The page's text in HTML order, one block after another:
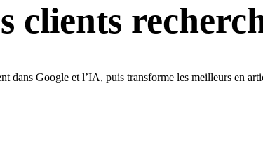
clients
dans Google et l’IA, puis transforme les meilleurs en